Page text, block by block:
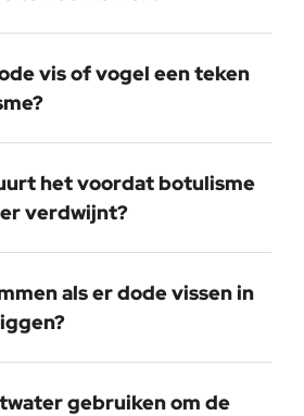
vis of vogel een teken
het voordat botulisme
verdwijnt?
als er dode vissen in
gebruiken om de